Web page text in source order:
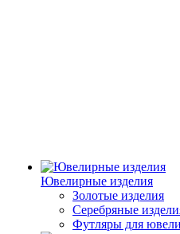
Ювелирные изделия
Золотые изделия
Серебряные
Футляры для